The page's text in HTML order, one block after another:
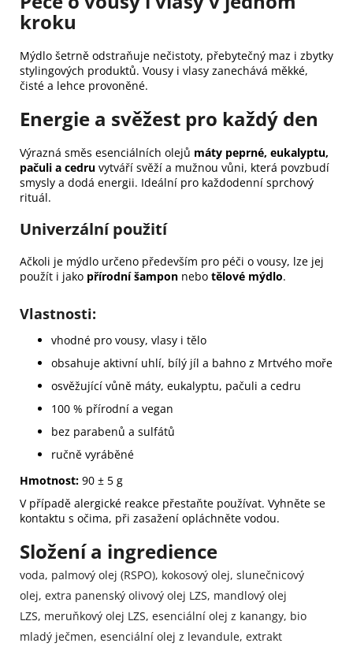
kroku
Mýdlo šetrně odstraňuje nečistoty, přebytečný maz i zbytky
stylingových produktů. Vousy i vlasy zanechává měkké,
čisté a lehce provoněné.
Energie a svěžest pro každý den
Výrazná směs esenciálních olejů máty peprné, eukalyptu,
pačuli a cedru vytváří svěží a mužnou vůni, která povzbudí
smysly a dodá energii. Ideální pro každodenní sprchový
rituál.
Univerzální použití
Ačkoli je mýdlo určeno především pro péči o vousy, lze jej
použít i jako přírodní šampon nebo tělové mýdlo.
Vlastnosti:
vhodné pro vousy, vlasy i tělo
obsahuje aktivní uhlí, bílý jíl a bahno z Mrtvého moře
osvěžující vůně máty, eukalyptu, pačuli a cedru
100 % přírodní a vegan
bez parabenů a sulfátů
ručně vyráběné
Hmotnost: 90 ± 5 g
V případě alergické reakce přestaňte používat. Vyhněte se
kontaktu s očima, při zasažení opláchněte vodou.
Složení a ingredience
voda, palmový olej (RSPO), kokosový olej, slunečnicový
olej, extra panenský olivový olej LZS, mandlový olej
LZS, meruňkový olej LZS, esenciální olej z kanangy, bio
mladý ječmen, esenciální olej z levandule, extrakt